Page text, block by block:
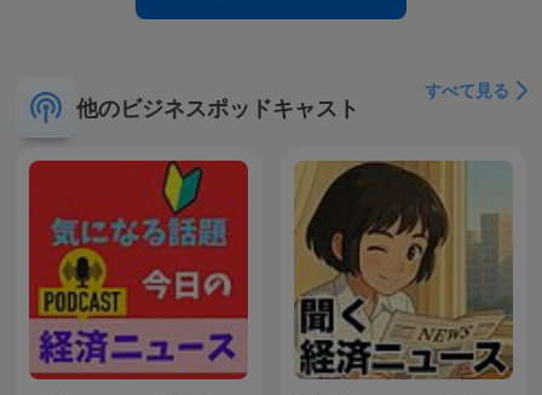
他のビジネスポッドキャスト
すべて見る